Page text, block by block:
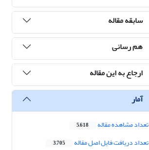
سابقه مقاله
هم رسانی
ارجاع به این مقاله
آمار
تعداد مشاهده مقاله 5,618
تعداد دریافت فایل اصل مقاله 3,705